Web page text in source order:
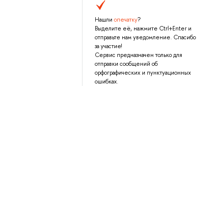
Нашли опечатку?
Выделите её, нажмите Ctrl+Enter и
отправьте нам уведомление. Спасибо
за участие!
Сервис предназначен только для
отправки сообщений об
орфографических и пунктуационных
ошибках.